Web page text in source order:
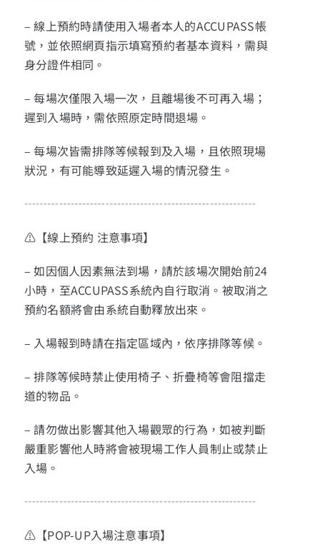
– 線上預約時請使用入場者本人的ACCUPASS帳
號，並依照網頁指示填寫預約者基本資料，需與
身分證件相同。
– 每場次僅限入場一次，且離場後不可再入場；
遲到入場時，需依照原定時間退場。
– 每場次皆需排隊等候報到及入場，且依照現場
狀況，有可能導致延遲入場的情況發生。
┄┄┄┄┄┄┄┄┄┄┄┄┄┄┄┄┄┄┄┄
⚠【線上預約 注意事項】
– 如因個人因素無法到場，請於該場次開始前24
小時，至ACCUPASS系統內自行取消。被取消之
預約名額將會由系統自動釋放出來。
– 入場報到時請在指定區域內，依序排隊等候。
– 排隊等候時禁止使用椅子、折疊椅等會阻擋走
道的物品。
– 請勿做出影響其他入場觀眾的行為，如被判斷
嚴重影響他人時將會被現場工作人員制止或禁止
入場。
┄┄┄┄┄┄┄┄┄┄┄┄┄┄┄┄┄┄┄┄
⚠【POP-UP入場注意事項】